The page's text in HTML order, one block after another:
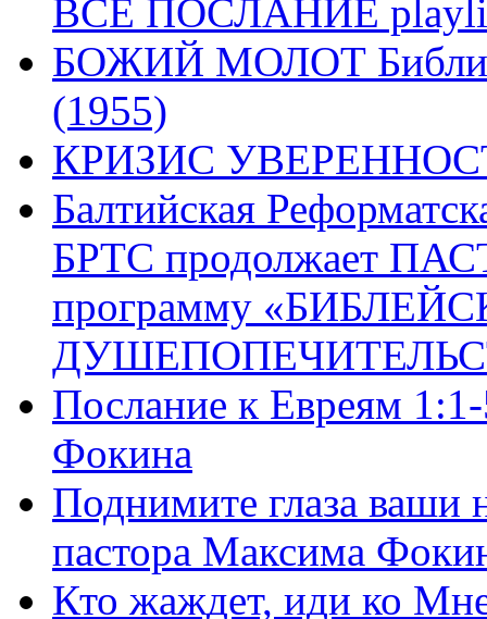
ВСЁ ПОСЛАНИЕ
БОЖИЙ МОЛОТ Библия
(1955)
КРИЗИС
Балтийская
БРТС продолжает
программу
Послание к Евреям
Фокина
Поднимите глаза ваши
пастора Максима
Кто жаждет, иди ко